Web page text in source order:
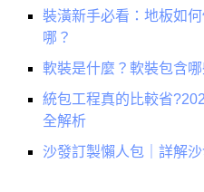
裝潢新手必看：地板如
哪？
軟裝是什麼？軟裝包含
統包工程真的比較省
全解析
沙發訂製懶人包｜詳解